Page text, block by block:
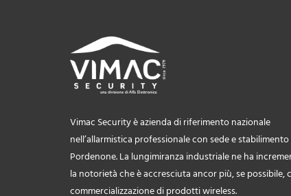
Vimac Security è azienda di riferimento nazionale
nell’allarmistica professionale con sede e stabilimento
Pordenone. La lungimiranza industriale ne ha
la notorietà che è accresciuta ancor più, se possibile,
commercializzazione di prodotti wireless.